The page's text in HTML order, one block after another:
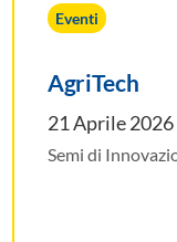
AgriTech
Eventi
21 Aprile 2026
Semi di